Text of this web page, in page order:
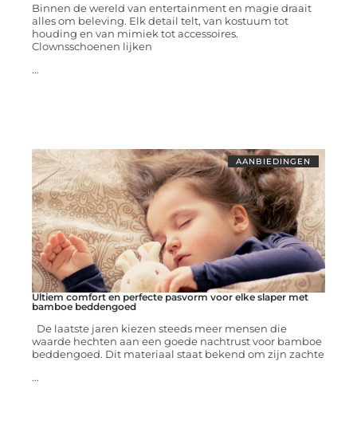
Binnen de wereld van entertainment en magie draait
alles om beleving. Elk detail telt, van kostuum tot
houding en van mimiek tot accessoires.
Clownsschoenen lijken
...
AANBIEDINGEN
Ultiem comfort en perfecte pasvorm voor elke slaper met
bamboe beddengoed
De laatste jaren kiezen steeds meer mensen die
waarde hechten aan een goede nachtrust voor bamboe
beddengoed. Dit materiaal staat bekend om zijn zachte
...